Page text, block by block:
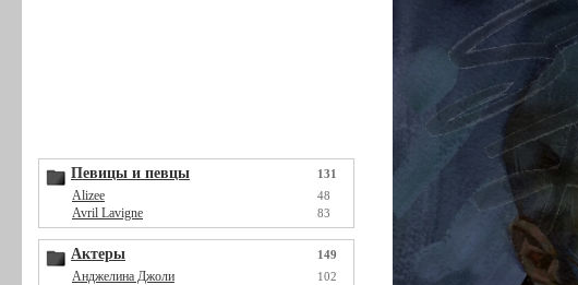
Певицы и певцы 131
Alizee 48
Avril Lavigne 83
Актеры 149
Анджелина Джоли 102